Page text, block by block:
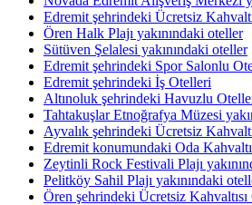
Edremit şehrindeki Ücretsiz
Ören Halk Plajı yakınındaki oteller
Sütüven Şelalesi yakınındaki oteller
Edremit şehrindeki Spor Salonlu
Edremit şehrindeki İş Otelleri
Altınoluk şehrindeki Havuzlu
Tahtakuşlar Etnoğrafya Müzesi
Ayvalık şehrindeki Ücretsiz
Edremit konumundaki Oda
Zeytinli Rock Festivali Plajı
Pelitköy Sahil Plajı yakınındaki
Ören şehrindeki Ücretsiz